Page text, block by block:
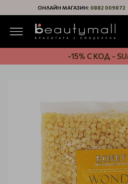
ОНЛАЙН МАГАЗИН: 0882 009872
-15% С КОД -